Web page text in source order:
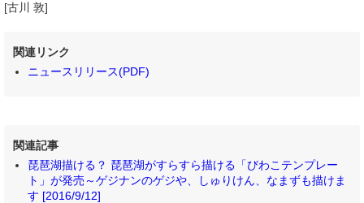
[古川 敦]
関連リンク
ニュースリリース(PDF)
関連記事
琵琶湖描ける？ 琵琶湖がすらすら描ける「びわこテンプレー
ト」が発売～ゲジナンのゲジや、しゅりけん、なまずも描けま
す [2016/9/12]